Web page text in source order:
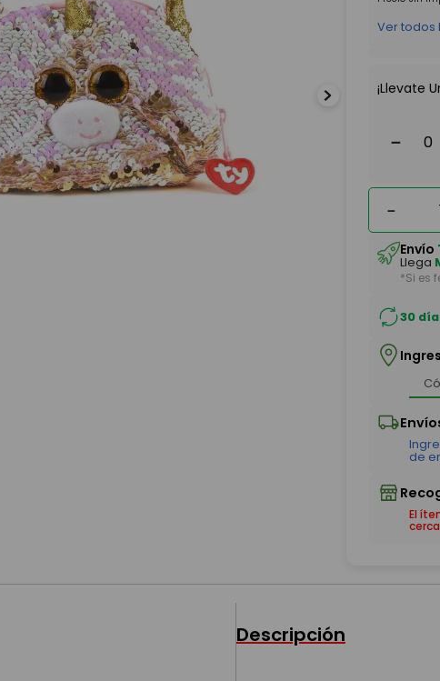
Ver todos
¡Llevate
－
－
Envío
Llega
*Si es
30
El
Descripción